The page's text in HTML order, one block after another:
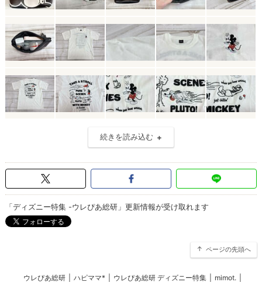
続きを読み込む
「ディズニー特集 -ウレぴあ総研」更新情報が受け取れます
ページの先頭へ
ウレぴあ総研 ハピママ* ウレぴあ総研 ディズニー特集 mimot.